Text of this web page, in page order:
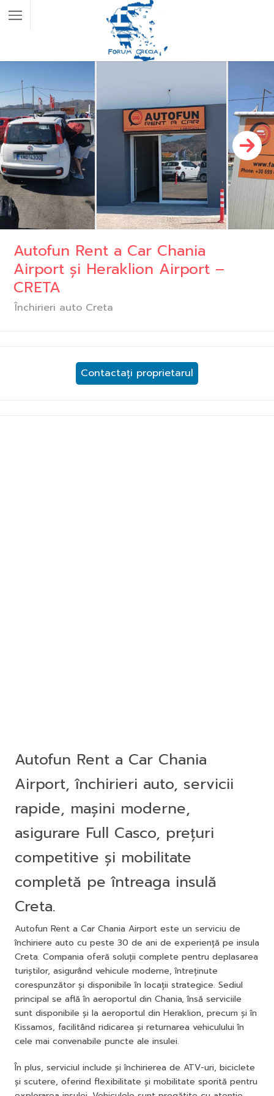
Autofun Rent a Car Chania
Airport și Heraklion Airport –
CRETA
Închirieri auto Creta
Contactați proprietarul
Autofun Rent a Car Chania
Airport, închirieri auto, servicii
rapide, mașini moderne,
asigurare Full Casco, prețuri
competitive și mobilitate
completă pe întreaga insulă
Creta.
Autofun Rent a Car Chania Airport este un serviciu de
închiriere auto cu peste 30 de ani de experiență pe insula
Creta. Compania oferă soluții complete pentru deplasarea
turiștilor, asigurând vehicule moderne, întreținute
corespunzător și disponibile în locații strategice. Sediul
principal se află în aeroportul din Chania, însă serviciile
sunt disponibile și la aeroportul din Heraklion, precum și în
Kissamos, facilitând ridicarea și returnarea vehiculului în
cele mai convenabile puncte ale insulei.
În plus, serviciul include și închirierea de ATV-uri, biciclete
și scutere, oferind flexibilitate și mobilitate sporită pentru